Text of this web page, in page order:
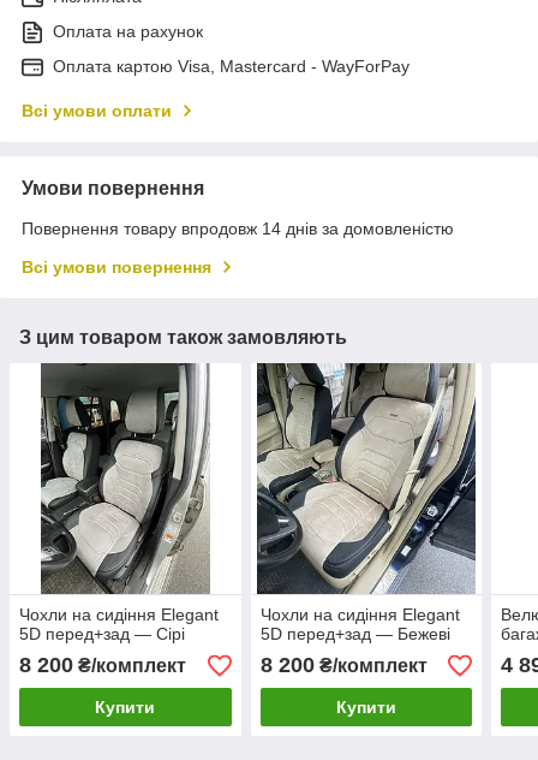
Оплата на рахунок
Оплата картою Visa, Mastercard - WayForPay
Всі умови оплати
Умови повернення
Повернення товару впродовж 14 днів за домовленістю
Всі умови повернення
З цим товаром також замовляють
Чохли на сидіння Elegant
5D перед+зад — Сірі
8 200 ₴/комплект
Купити
Чохли на сидіння Elegant
5D перед+зад — Бежеві
8 200₴/комплект
Купити
4